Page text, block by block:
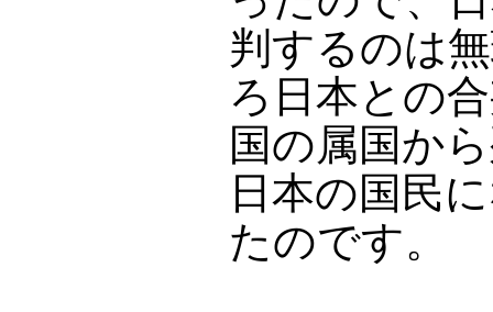
判するのは
ろ日本との
国の属国か
日本の国民
たのです。